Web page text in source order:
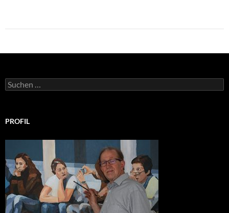
Suchen
nach:
PROFIL